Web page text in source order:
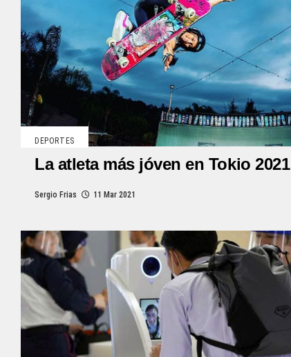
DEPORTES
La atleta más jóven en Tokio 2021
Sergio Frias 11 Mar 2021